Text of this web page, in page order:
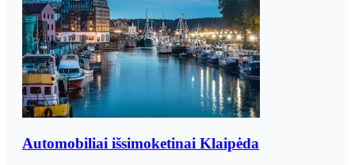
Automobiliai išsimoketinai Klaipėda